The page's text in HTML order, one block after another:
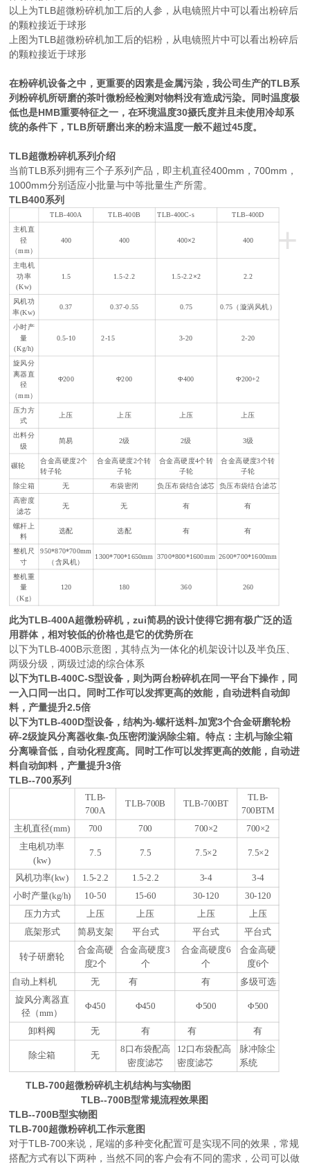
以上为TLB超微粉碎机加工后的人参，从电镜照片中可以看出粉碎后
的颗粒接近于球形
上图为TLB超微粉碎机加工后的铝粉，从电镜照片中可以看出粉碎后
的颗粒接近于球形
在粉碎机设备之中，更重要的因素是金属污染，我公司生产的TLB系
列粉碎机所研磨的茶叶微粉经检测对物料没有造成污染。同时温度极
低也是HMB重要特征之一，在环境温度30摄氏度并且未使用冷却系
统的条件下，TLB所研磨出来的粉末温度一般不超过45度。
TLB超微粉碎机系列介绍
当前TLB系列拥有三个子系列产品，即主机直径400mm，700mm，
1000mm分别适应小批量与中等批量生产所需。
TLB400系列
+
TLB-400A TLB-400B TLB-400C-s
TLB-400D
主机直
径
（mm）
400 400 400×2 400
主电机
功率
(Kw)
1.5 1.5-2.2 1.5-2.2×2 2.2
风机功
率(Kw)
0.37 0.37-0.55 0.75 0.75（漩涡风机）
小时产
量
(Kg/h)
0.5-10 2-15 3-20 2-20
旋风分
离器直
径
（mm）
Φ200 Φ200 Φ400 Φ200+2
压力方
式
上压 上压 上压 上压
出料分
级
简易 2级 2级 3级
碾轮
合金高硬度2个
转子轮
合金高硬度2个转
子轮
合金高硬度4个转
子轮
合金高硬度3个转
子轮
除尘箱 无 布袋密闭 负压布袋结合滤芯 负压布袋结合滤芯
高密度
滤芯
无 无 有 有
螺杆上
料
选配 选配 有 有
整机尺
寸
950*870*700mm
（含风机）
1300*700*1650mm 3700*800*1600mm 2600*700*1600mm
整机重
量
（Kg）
120 180 360 260
此为TLB-400A超微粉碎机，zui简易的设计使得它拥有极广泛的适
用群体，相对较低的价格也是它的优势所在
以下为TLB-400B示意图，其特点为一体化的机架设计以及半负压、
两级分级，两级过滤的综合体系
以下为TLB-400C-S型设备，则为两台粉碎机在同一平台下操作，同
一入口同一出口。同时工作可以发挥更高的效能，自动进料自动卸
料，产量提升2.5倍
以下为TLB-400D型设备，结构为-螺杆送料-加宽3个合金研磨轮粉
碎-2级旋风分离器收集-负压密闭漩涡除尘箱。特点：主机与除尘箱
分离噪音低，自动化程度高。同时工作可以发挥更高的效能，自动进
料自动卸料，产量提升3倍
TLB--700系列
TLB-
700A
TLB-700B TLB-700BT
TLB-
700BTM
主机直径(mm)
700 700 700×2
700×2
主电机功率
(kw)
7.5 7.5 7.5×2 7.5×2
风机功率(kw) 1.5-2.2 1.5-2.2 3-4
3-4
小时产量(kg/h)
10-50 15-60 30-120
30-120
压力方式
上压 上压 上压
上压
底架形式
简易支架 平台式 平台式 平台式
转子研磨轮
合金高硬
度2个
合金高硬度3
个
合金高硬度6
个
合金高硬
度6个
自动上料机
无 有 有
多级可选
旋风分离器直
径（mm）
Φ450 Φ450 Φ500 Φ500
卸料阀 无 有 有 有
除尘箱 无
8口布袋配高
密度滤芯
12口布袋配高
密度滤芯
脉冲除尘
系统
TLB-700超微粉碎机主机结构与实物图
TLB--700B型常规流程效果图
TLB--700B型实物图
TLB-700超微粉碎机工作示意图
对于TLB-700来说，尾端的多种变化配置可是实现不同的效果，常规
搭配方式有以下两种，当然不同的客户会有不同的需求，公司可以做